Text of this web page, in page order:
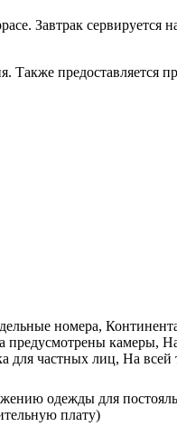
Завтрак сервируется
предоставляется
номера,
предусмотрены камеры,
частных лиц, На всей
одежды для
плату)